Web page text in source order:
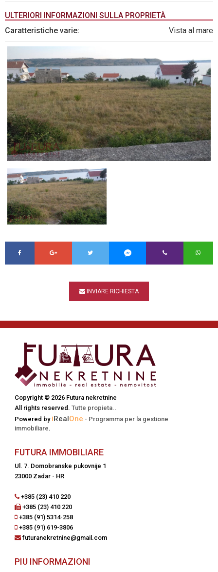
ULTERIORI INFORMAZIONI SULLA PROPRIETÀ
Caratteristiche varie:
Vista al mare
INVIARE RICHIESTA
Copyright © 2026 Futura nekretnine
All rights reserved. Tutte propieta..
Powered by iReal One - Programma per la gestione
immobiliare.
FUTURA IMMOBILIARE
Ul. 7. Domobranske pukovnije 1
23000 Zadar - HR
+385 (23) 410 220
+385 (23) 410 220
+385 (91) 5314-258
+385 (91) 619-3806
futuranekretnine@gmail.com
PIU INFORMAZIONI